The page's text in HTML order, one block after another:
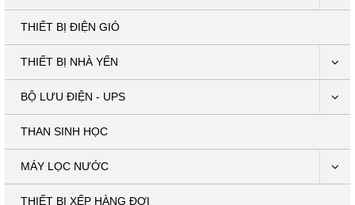
THIẾT BỊ ĐIỆN GIÓ
THIẾT BỊ NHÀ YẾN
BỘ LƯU ĐIỆN - UPS
THAN SINH HỌC
MÁY LỌC NƯỚC
THIẾT BỊ XẾP HÀNG ĐỢI